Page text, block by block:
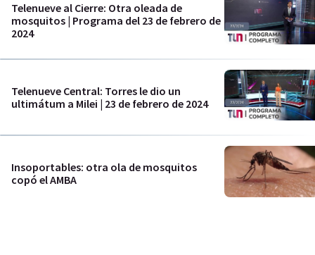
Telenueve al Cierre: Otra oleada de
mosquitos | Programa del 23 de febrero de
2024
Telenueve Central: Torres le dio un
ultimátum a Milei | 23 de febrero de 2024
Insoportables: otra ola de mosquitos
copó el AMBA